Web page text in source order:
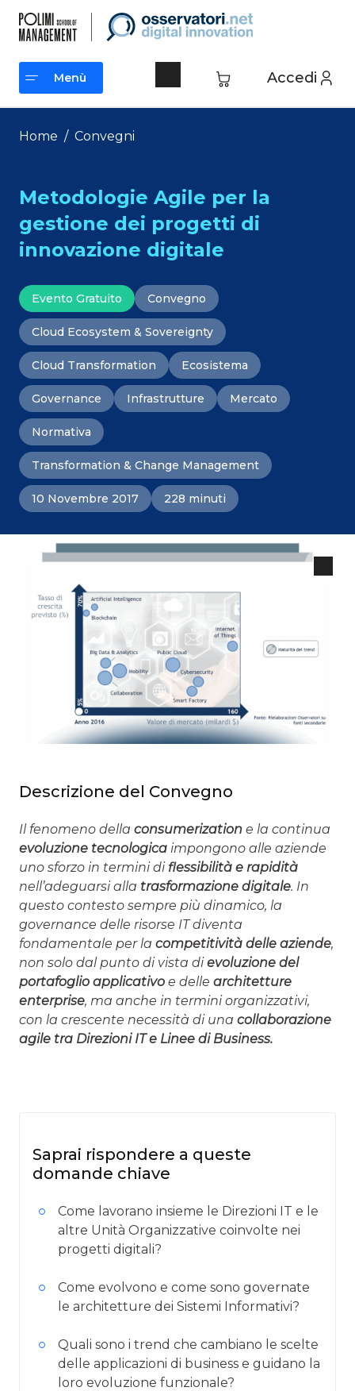
contenuto
Accedi
Menù
Menù
Home / Convegni
Metodologie Agile per la
gestione dei progetti di
innovazione digitale
Evento Gratuito Convegno
Cloud Ecosystem & Sovereignty
Cloud Transformation Ecosistema
Governance Infrastrutture Mercato
Normativa
Transformation & Change Management
10 Novembre 2017 228 minuti
Descrizione del Convegno
Il fenomeno della consumerization e la continua
evoluzione tecnologica impongono alle aziende
uno sforzo in termini di flessibilità e rapidità
nell’adeguarsi alla trasformazione digitale. In
questo contesto sempre più dinamico, la
governance delle risorse IT diventa
fondamentale per la competitività delle aziende,
non solo dal punto di vista dievoluzione del
portafoglio applicativo e delle architetture
enterprise, ma anche in termini organizzativi,
con la crescente necessità di una collaborazione
agile tra Direzioni IT e Linee di Business.
Saprai rispondere a queste
domande chiave
Come lavorano insieme le Direzioni IT e le
altre Unità Organizzative coinvolte nei
progetti digitali?
Come evolvono e come sono governate
le architetture dei Sistemi Informativi?
Quali sono i trend che cambiano le scelte
delle applicazioni di business e guidano la
loro evoluzione funzionale?